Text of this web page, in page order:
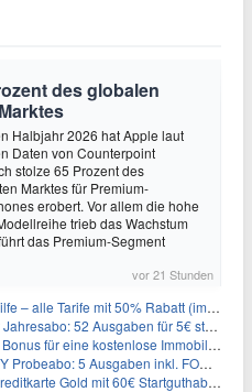
des globalen
Halbjahr 2026 hat Apple laut
Daten von Counterpoint
stolze 65 Prozent des
Marktes für Premium-
erobert. Vor allem die hohe
trieb das Wachstum
das Premium-Segment
vor 21 Stunden
alle Tarife mit 50% Rabatt (im ersten Jahr)
52 Ausgaben für 5€ statt 207,48€ – per Formular kündbar!
für eine kostenlose Immobilienbewertung
5 Ausgaben inkl. FOCUS+ Zugang für 5€
Gold mit 60€ Startguthaben (45€ Gewinn)